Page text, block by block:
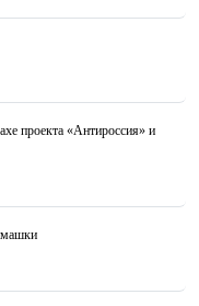
проекта «Антироссия» и